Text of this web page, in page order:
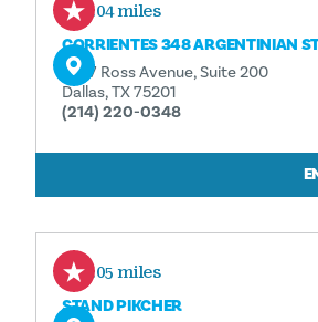
0.04 miles
CORRIENTES 348 ARGENTINIAN
1807 Ross Avenue, Suite 200
Dallas, TX 75201
(214) 220-0348
0.05 miles
STAND PIKCHER